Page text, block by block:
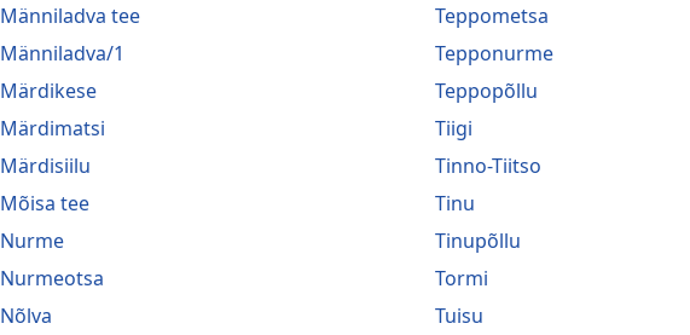
Männiladva tee
Männiladva/1
Märdikese
Märdimatsi
Märdisiilu
Mõisa tee
Nurme
Nurmeotsa
Nõlva
Teppometsa
Tepponurme
Teppopõllu
Tiigi
Tinno-Tiitso
Tinu
Tinupõllu
Tormi
Tuisu